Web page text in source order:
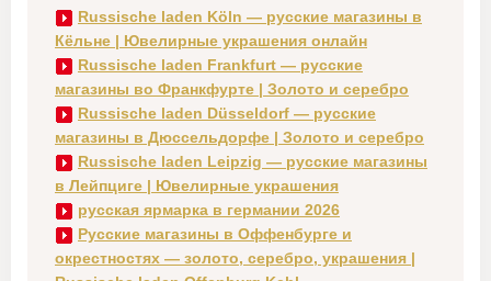
Russische laden Köln — русские магазины в
Кёльне | Ювелирные украшения онлайн
Russische laden Frankfurt — русские
магазины во Франкфурте | Золото и серебро
Russische laden Düsseldorf — русские
магазины в Дюссельдорфе | Золото и серебро
Russische laden Leipzig — русские магазины
в Лейпциге | Ювелирные украшения
русская ярмарка в германии 2026
Русские магазины в Оффенбурге и
окрестностях — золото, серебро, украшения |